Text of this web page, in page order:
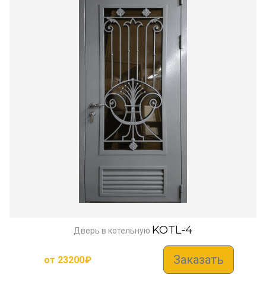
Дверь в котельную KOTL-4
от 23200₽ Заказать